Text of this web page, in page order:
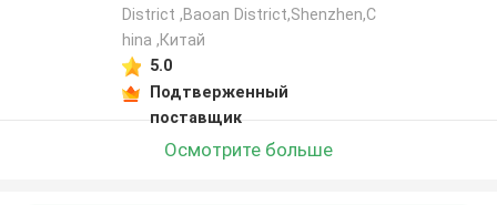
District ,Baoan District,Shenzhen,C
hina ,Китай
5.0
Подтверженный
поставщик
Осмотрите больше